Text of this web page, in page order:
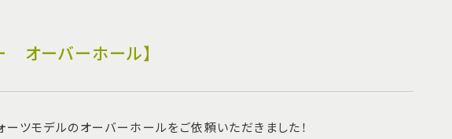
オーバーホール】
ツモデルのオーバーホールをご依頼いただきました！